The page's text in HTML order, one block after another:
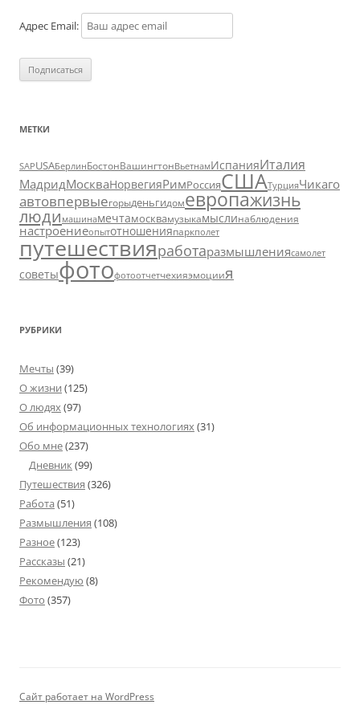
Адрес Email:
МЕТКИ
SAPUSAБерлинБостонВашингтонВьетнамИспанияИталия
МадридМоскваНорвегияРимРоссияСШАТурцияЧикаго
автовпервыегорыденьгидомевропажизнь
люди машинамечтамосквамузыкамыслинаблюдения
настроениеопытотношенияпаркполет
путешествияработаразмышлениясамолет
советыфотофотоотчетчехияэмоциия
РУБРИКИ
Мечты (39)
О жизни (125)
О людях(97)
Об информационных технологиях(31)
Обо мне(237)
Дневник(99)
Путешествия (326)
Работа (51)
Размышления (108)
Разное(123)
Рассказы (21)
Рекомендую (8)
Фото (357)
Сайт работает на WordPress